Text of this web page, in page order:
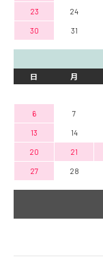
23 24
30 31
日 月
6 7
13 14
20 21
27 28